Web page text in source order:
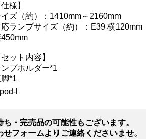
仕様】
ズ（約）：1410mm～2160mm
ランプサイズ（約）：E39 横120mm
セット内容】
プホルダー*1
*1
l
・完売品の可能性もございます。
フォームよりご連絡くださいませ。